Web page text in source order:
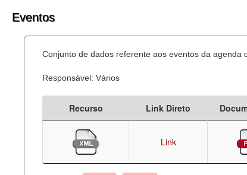
Eventos
Conjunto de dados referente aos eventos da agenda
Responsável: Vários
Recurso Link Direto
Link